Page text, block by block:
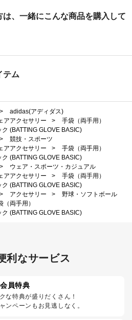
、一緒にこんな商品を購入して
テム
>
adidas(アディダス)
アアクセサリー >
手袋（両手用）
(BATTING GLOVE BASIC)
>
競技・スポーツ
アアクセサリー >
手袋（両手用）
(BATTING GLOVE BASIC)
>
ウェア・スポーツ・カジュアル
アアクセサリー >
手袋（両手用）
(BATTING GLOVE BASIC)
> アクセサリー >
野球・ソフトボール
（両手用）
(BATTING GLOVE BASIC)
利なサービス
員特典
な特典が盛りだくさん！
ンペーンもお見逃しなく。